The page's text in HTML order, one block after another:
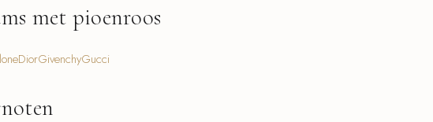
met pioenroos
DiorGivenchyGucci